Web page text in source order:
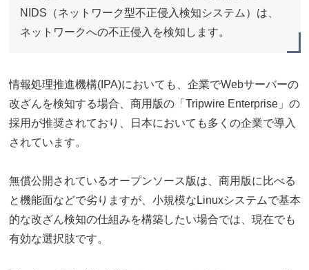
NIDS（ネットワーク型不正侵入検知システム）は、
ネットワークへの不正侵入を検知します。
情報処理推進機構(IPA)においても、企業でWebサーバーの
改ざんを検知する場合、商用版の「Tripwire Enterprise」の
採用が推奨されており、日本においても多くの企業で導入
されています。
無償公開されているオープンソース版は、商用版に比べる
と機能面などで劣りますが、小規模なLinuxシステムで基本
的な改ざん検知の仕組みを構築したい場合では、現在でも
有効な選択肢です。